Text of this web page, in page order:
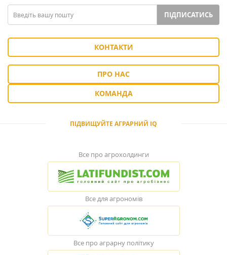
ПІДПИСАТИСЬ
КОНТАКТИ
ПРО НАС
КОМАНДА
ПІДВИЩУЙТЕ АГРАРНИЙ IQ
Все про агрохолдинги
Все для агрономів
Все про аграрну політику